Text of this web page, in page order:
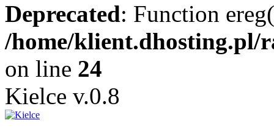
Deprecated: Function
/home/klient.dhosting.pl/
on line 24
Kielce v.0.8